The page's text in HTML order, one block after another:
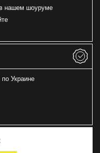
нашем шоуруме
Украине